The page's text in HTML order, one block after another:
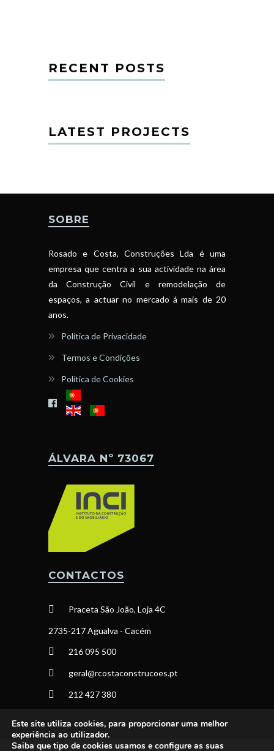
RECENT POSTS
LATEST PROJECTS
SOBRE
Rosado e Costa, Construções Lda é uma
empresa que centra a sua actividade na área
da Construção Civil e remodelação de
espaços, a actuar no mercado á mais de 20
anos.
Política de Privacidade
Termos e Condições
Política de Cookies
ÁLVARA Nº 73067
CONTACTOS
Praceta São João, Loja 4C
2735-217 Agualva - Cacém
216 095 500
geral@rcostaconstrucoes.pt
212 427 380
Este site utiliza cookies, para proporcionar uma melhor
experiência ao utilizador.
Saiba que tipo de cookies usamos e configure as suas